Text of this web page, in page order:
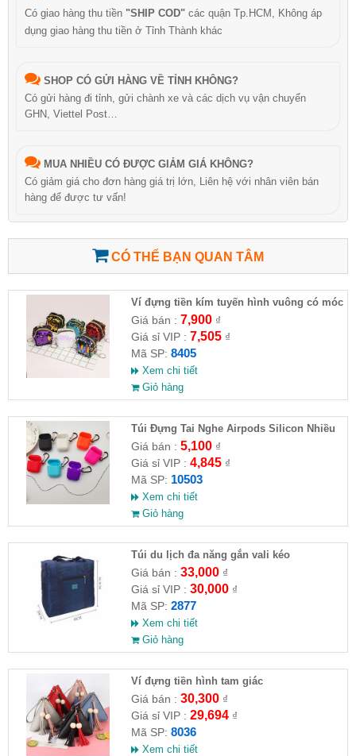
Có giao hàng thu tiền "SHIP COD" các quận Tp.HCM, Không áp
dụng giao hàng thu tiền ở Tỉnh Thành khác
SHOP CÓ GỬI HÀNG VỀ TỈNH KHÔNG?
Có gửi hàng đi tỉnh, gửi chành xe và các dịch vụ vận chuyển
GHN, Viettel Post…
MUA NHIỀU CÓ ĐƯỢC GIẢM GIÁ KHÔNG?
Có giảm giá cho đơn hàng giá trị lớn, Liên hệ với nhân viên bán
hàng để được tư vấn!
CÓ THỂ BẠN QUAN TÂM
Ví đựng tiền kím tuyến hình vuông có móc
khóa cho nữ
Giá bán : 7,900₫
Giá sỉ VIP : 7,505₫
Mã SP: 8405
Xem chi tiết
Giỏ hàng
Túi Đựng Tai Nghe Airpods Silicon Nhiều
Màu
Giá bán : 5,100₫
Giá sỉ VIP : 4,845₫
Mã SP: 10503
Xem chi tiết
Giỏ hàng
Túi du lịch đa năng gắn vali kéo
Giá bán : 33,000₫
Giá sỉ VIP : 30,000₫
Mã SP: 2877
Xem chi tiết
Giỏ hàng
Ví đựng tiền hình tam giác
Giá bán : 30,300₫
Giá sỉ VIP : 29,694₫
Mã SP: 8036
Xem chi tiết